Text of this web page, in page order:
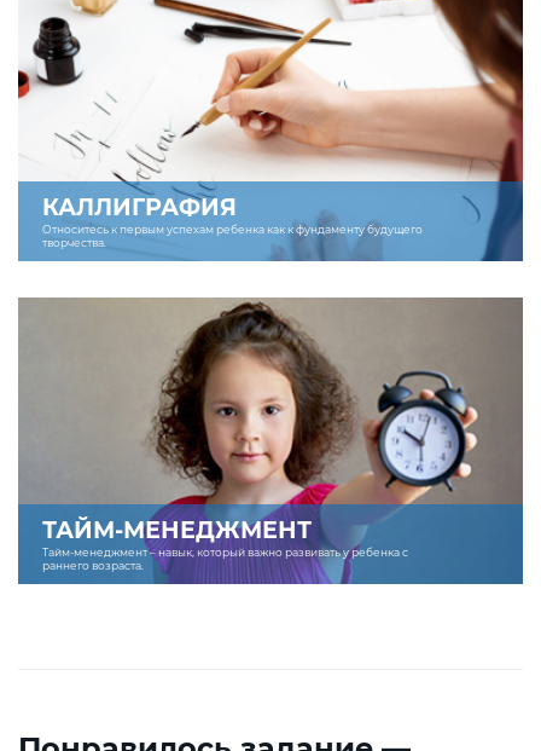
КАЛЛИГРАФИЯ
Относитесь к первым успехам ребенка как к фундаменту будущего
творчества.
ТАЙМ-МЕНЕДЖМЕНТ
Тайм-менеджмент – навык, который важно развивать у ребенка с
раннего возраста.